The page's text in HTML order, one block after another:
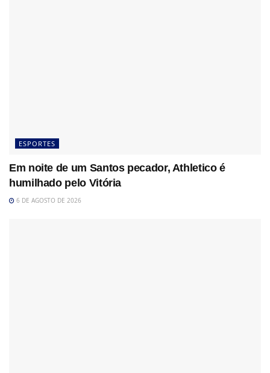
ESPORTES
Em noite de um Santos pecador, Athletico é
humilhado pelo Vitória
6 DE AGOSTO DE 2026